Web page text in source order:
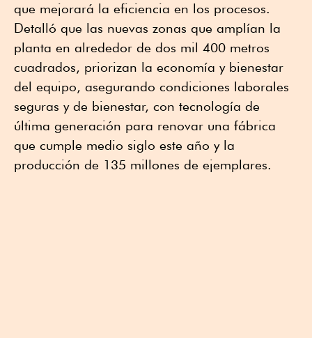
que mejorará la eficiencia en los procesos.
Detalló que las nuevas zonas que amplían la
planta en alrededor de dos mil 400 metros
cuadrados, priorizan la economía y bienestar
del equipo, asegurando condiciones laborales
seguras y de bienestar, con tecnología de
última generación para renovar una fábrica
que cumple medio siglo este año y la
producción de 135 millones de ejemplares.